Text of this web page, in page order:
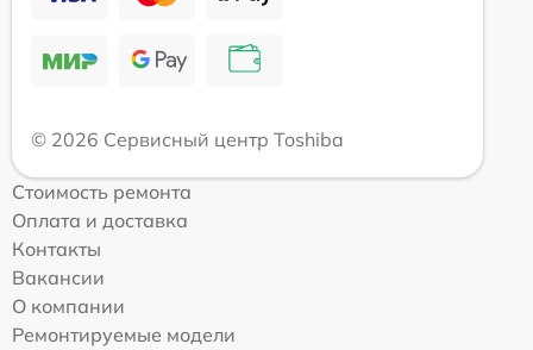
© 2026 Сервисный центр Toshiba
Стоимость ремонта
Оплата и доставка
Контакты
Вакансии
О компании
Ремонтируемые модели